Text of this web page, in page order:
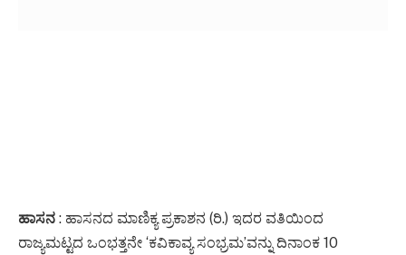
ಹಾಸನ : ಹಾಸನದ ಮಾಣಿಕ್ಯ ಪ್ರಕಾಶನ (ರಿ.) ಇದರ ವತಿಯಿಂದ
ರಾಜ್ಯಮಟ್ಟದ ಒಂಭತ್ತನೇ ‘ಕವಿಕಾವ್ಯ ಸಂಭ್ರಮ’ವನ್ನು ದಿನಾಂಕ 10